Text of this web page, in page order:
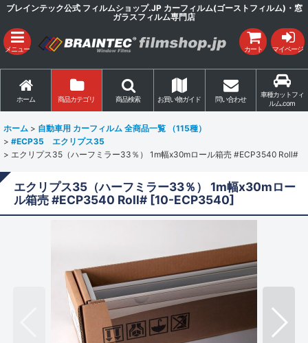
ブレインテック公式 フィルムショップ.JP カーフィルム(ゴーストフィルム)・窓
ガラスフィルム専門店
メニュー カート マイページ
ホーム 商品カテゴリ 商品検索 お買い物ガイド 問い合わせ
車種カットフィ
ルム.com
ホーム > 自動車用 カーフィルム 全商品一覧 （115種）
> #ECP35 エクリプス35
> エクリプス35（ハーフミラー33％） 1m幅x30mロール箱売 #ECP3540 Roll#
エクリプス35（ハーフミラー33％） 1m幅x30mロー
ル箱売 #ECP3540 Roll# [10-ECP3540]